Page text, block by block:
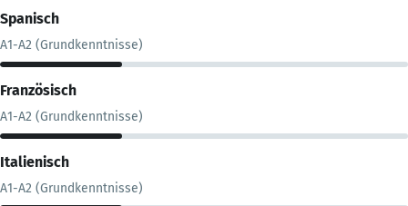
Spanisch
A1-A2 (Grundkenntnisse)
Französisch
A1-A2 (Grundkenntnisse)
Italienisch
A1-A2 (Grundkenntnisse)